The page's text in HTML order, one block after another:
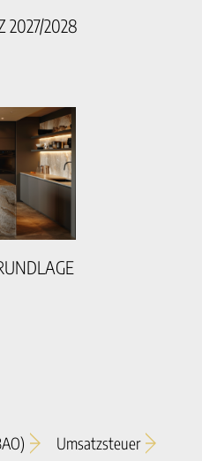
2027/2028
Umsatzsteuer